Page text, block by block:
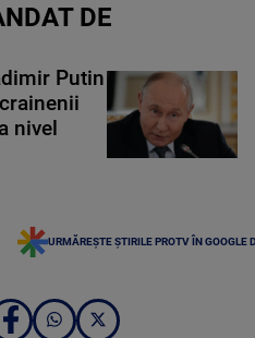
DE
Putin
nivel
URMĂREȘTE ȘTIRILE PROTV ÎN GOOGLE